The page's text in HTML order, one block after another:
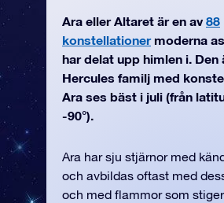
Ara eller Altaret är en av 88
konstellationermoderna
har delat upp himlen i. Den
Hercules familj med
Ara ses bäst i juli (från
-90°).
Ara har sju stjärnor med
och avbildas oftast med
och med flammor som